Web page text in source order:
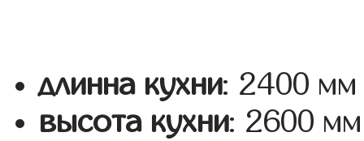
длинна кухни: 2400 мм
высота кухни: 2600 мм